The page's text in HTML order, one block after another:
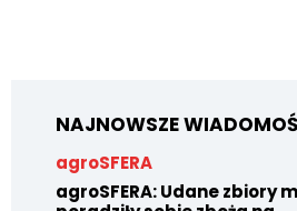
NAJNOWSZE
agroSFERA
agroSFERA: Udane zbiory